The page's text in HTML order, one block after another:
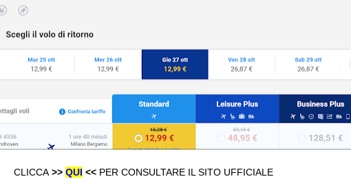
CLICCA >> QUI <<PER CONSULTARE IL SITO UFFICIALE